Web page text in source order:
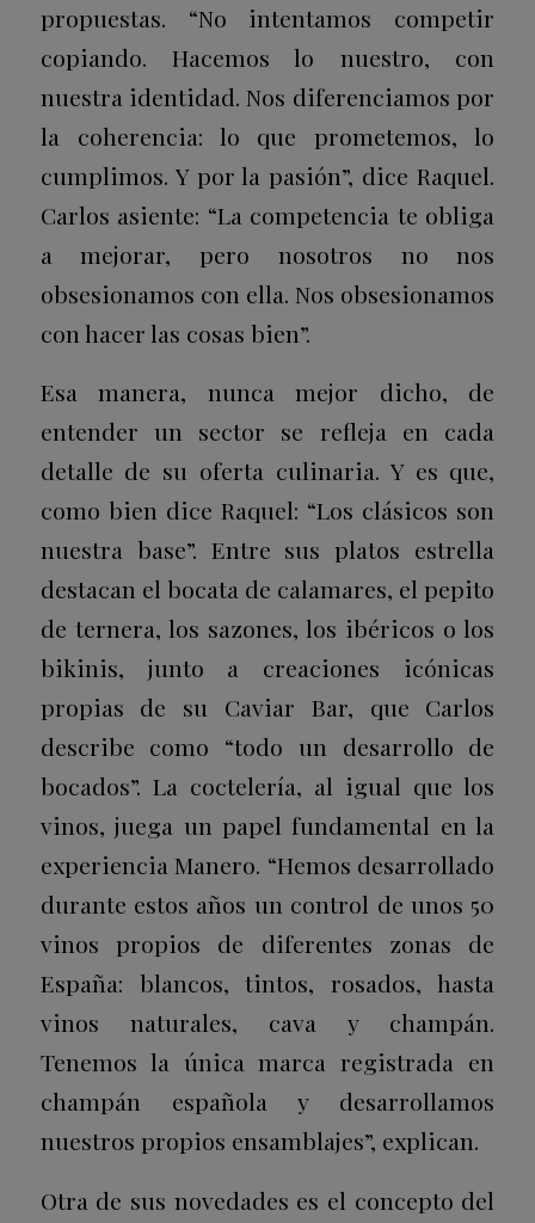
propuestas. “No intentamos competir
copiando. Hacemos lo nuestro, con
nuestra identidad. Nos diferenciamos por
la coherencia: lo que prometemos, lo
cumplimos. Y por la pasión”, dice Raquel.
Carlos asiente: “La competencia te obliga
a mejorar, pero nosotros no nos
obsesionamos con ella. Nos obsesionamos
con hacer las cosas bien”.
Esa manera, nunca mejor dicho, de
entender un sector se refleja en cada
detalle de su oferta culinaria. Y es que,
como bien dice Raquel: “Los clásicos son
nuestra base”. Entre sus platos estrella
destacan el bocata de calamares, el pepito
de ternera, los sazones, los ibéricos o los
bikinis, junto a creaciones icónicas
propias de su Caviar Bar, que Carlos
describe como “todo un desarrollo de
bocados”. La coctelería, al igual que los
vinos, juega un papel fundamental en la
experiencia Manero. “Hemos desarrollado
durante estos años un control de unos 50
vinos propios de diferentes zonas de
España: blancos, tintos, rosados, hasta
vinos naturales, cava y champán.
Tenemos la única marca registrada en
champán española y desarrollamos
nuestros propios ensamblajes”, explican.
Otra de sus novedades es el concepto del